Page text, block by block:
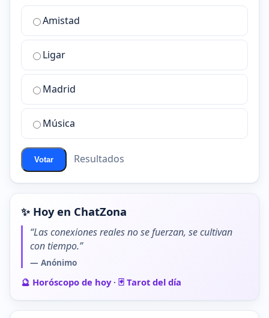
¿Cuál
la
mejor
sala
chat
ChatZona?
Amistad
Ligar
Madrid
Música
Votar Resultados
✨ Hoy en ChatZona
“Las conexiones reales no se fuerzan, se cultivan
con tiempo.”
— Anónimo
🔮 Horóscopo de hoy· 🃏 Tarot del día